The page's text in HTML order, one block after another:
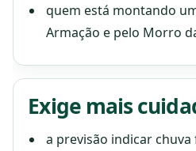
quem está montando
Armação e pelo Morro
Exige mais
a previsão indicar